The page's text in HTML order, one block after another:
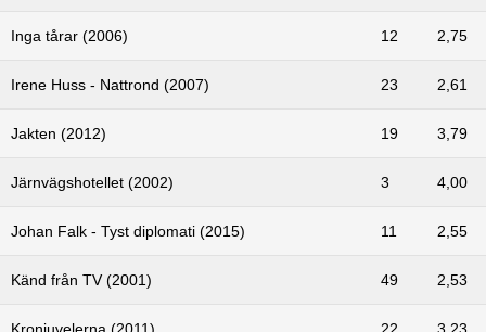
Inga tårar (2006) 12 2,75
Irene Huss - Nattrond (2007) 23 2,61
Jakten (2012) 19 3,79
Järnvägshotellet (2002) 3 4,00
Johan Falk - Tyst diplomati (2015) 11 2,55
Känd från TV (2001) 49 2,53
Kronjuvelerna (2011) 22 3,23